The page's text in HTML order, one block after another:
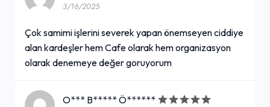
3/16/2025
Çok samimi işlerini severek yapan önemseyen ciddiye
alan kardeşler hem Cafe olarak hem organizasyon
olarak denemeye değer goruyorum
O*** B***** Ö******